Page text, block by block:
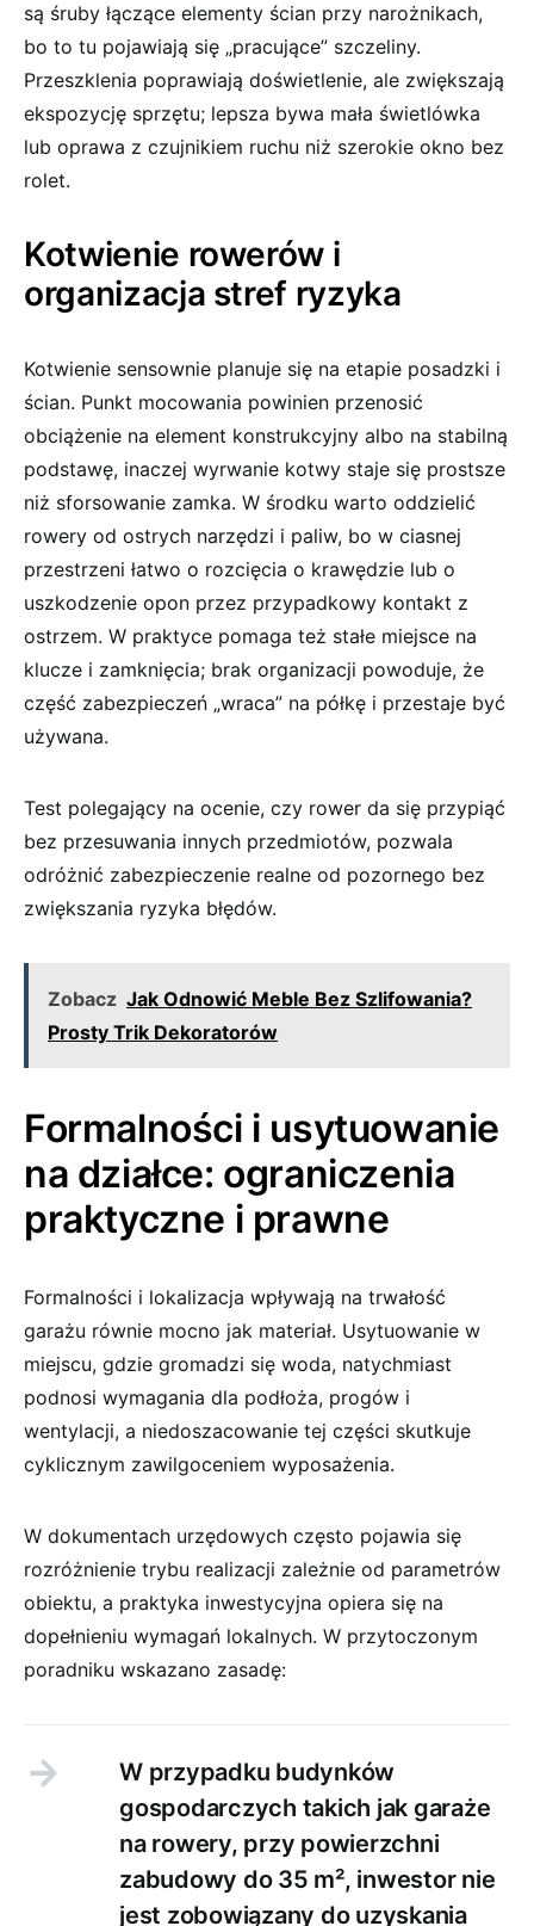
są śruby łączące elementy ścian przy narożnikach,
bo to tu pojawiają się „pracujące” szczeliny.
Przeszklenia poprawiają doświetlenie, ale zwiększają
ekspozycję sprzętu; lepsza bywa mała świetlówka
lub oprawa z czujnikiem ruchu niż szerokie okno bez
rolet.
Kotwienie rowerów i
organizacja stref ryzyka
Kotwienie sensownie planuje się na etapie posadzki i
ścian. Punkt mocowania powinien przenosić
obciążenie na element konstrukcyjny albo na stabilną
podstawę, inaczej wyrwanie kotwy staje się prostsze
niż sforsowanie zamka. W środku warto oddzielić
rowery od ostrych narzędzi i paliw, bo w ciasnej
przestrzeni łatwo o rozcięcia o krawędzie lub o
uszkodzenie opon przez przypadkowy kontakt z
ostrzem. W praktyce pomaga też stałe miejsce na
klucze i zamknięcia; brak organizacji powoduje, że
część zabezpieczeń „wraca” na półkę i przestaje być
używana.
Test polegający na ocenie, czy rower da się przypiąć
bez przesuwania innych przedmiotów, pozwala
odróżnić zabezpieczenie realne od pozornego bez
zwiększania ryzyka błędów.
Zobacz Jak Odnowić Meble Bez Szlifowania?
Prosty Trik Dekoratorów
Formalności i usytuowanie
na działce: ograniczenia
praktyczne i prawne
Formalności i lokalizacja wpływają na trwałość
garażu równie mocno jak materiał. Usytuowanie w
miejscu, gdzie gromadzi się woda, natychmiast
podnosi wymagania dla podłoża, progów i
wentylacji, a niedoszacowanie tej części skutkuje
cyklicznym zawilgoceniem wyposażenia.
W dokumentach urzędowych często pojawia się
rozróżnienie trybu realizacji zależnie od parametrów
obiektu, a praktyka inwestycyjna opiera się na
dopełnieniu wymagań lokalnych. W przytoczonym
poradniku wskazano zasadę:
W przypadku budynków
gospodarczych takich jak garaże
na rowery, przy powierzchni
zabudowy do 35 m², inwestor nie
jest zobowiązany do uzyskania